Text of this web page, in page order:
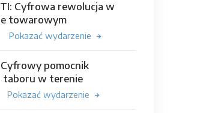
Cyfrowa rewolucja w
towarowym
Pokazać wydarzenie
Cyfrowy pomocnik
taboru w terenie
Pokazać wydarzenie